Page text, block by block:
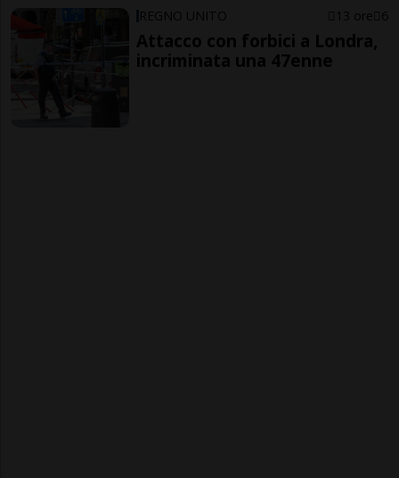
REGNO UNITO 13 ore 6
Attacco con forbici a Londra,
incriminata una 47enne